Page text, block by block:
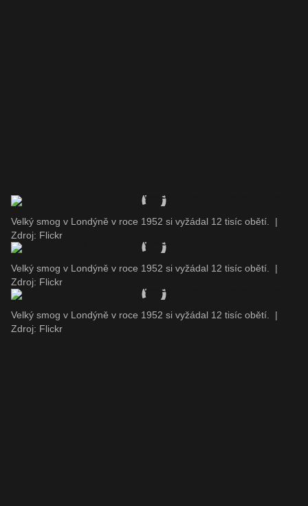
Velký smog v Londýně v roce 1952 si vyžádal 12 tisíc obětí.
|
Zdroj: Flickr
Velký smog v Londýně v roce 1952 si vyžádal 12 tisíc obětí.
|
Zdroj: Flickr
Velký smog v Londýně v roce 1952 si vyžádal 12 tisíc obětí.
|
Zdroj: Flickr